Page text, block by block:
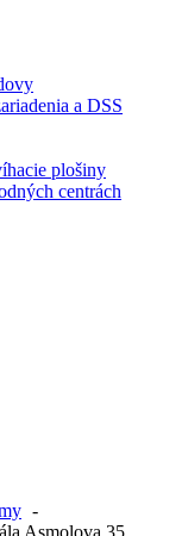
a DSS
plošiny
centrách
Asmolova 35